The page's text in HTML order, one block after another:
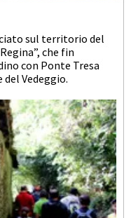
sul territorio del
che fin
con Ponte Tresa
Vedeggio.